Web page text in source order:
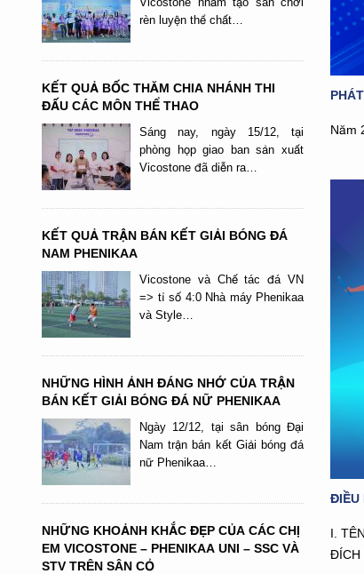
rèn luyện thể chất…
KẾT QUẢ BỐC THĂM CHIA NHÁNH THI
ĐẤU CÁC MÔN THỂ THAO
Sáng nay, ngày 15/12, tại
phòng họp giao ban sản xuất
Vicostone đã diễn ra…
KẾT QUẢ TRẬN BÁN KẾT GIẢI BÓNG ĐÁ
NAM PHENIKAA
Vicostone và Chế tác đá VN
=> tỉ số 4:0 Nhà máy Phenikaa
và Style…
NHỮNG HÌNH ẢNH ĐÁNG NHỚ CỦA TRẬN
BÁN KẾT GIẢI BÓNG ĐÁ NỮ PHENIKAA
Ngày 12/12, tại sân bóng Đại
Nam trận bán kết Giải bóng đá
nữ Phenikaa…
NHỮNG KHOẢNH KHẮC ĐẸP CỦA CÁC CHỊ
EM VICOSTONE – PHENIKAA UNI – SSC VÀ
STV TRÊN SÂN CỎ
Năm
ĐIỀU
I.
ĐÍCH